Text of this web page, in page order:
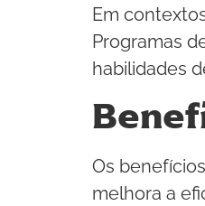
Em
Programas
habilidades
Os
melhora a